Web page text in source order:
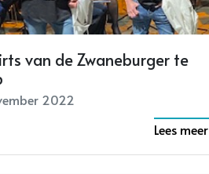
van de Zwaneburger te
2022
Lees meer